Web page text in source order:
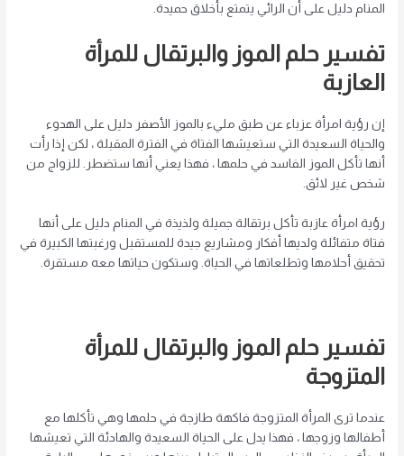
المنام دليل على أن الرائي يتمتع بأخلاق حميدة.
تفسير حلم الموز والبرتقال للمرأة
العازبة
إن رؤية امرأة عزباء عن طبق مليء بالموز الأصفر دليل على الهدوء
والحياة السعيدة التي ستعيشها الفتاة في الفترة المقبلة ، لكن إذا رأت
أنها تأكل الموز الفاسد في حلمها ، فهذا يعني أنها ستضطر. للزواج من
شخص غير لائق.
رؤية امرأة عازبة تأكل برتقالة جميلة ولذيذة في المنام دليل على أنها
فتاة متفائلة ولديها أفكار ومشاريع جيدة للمستقبل ورغبتها الكبيرة في
تحقيق أحلامها وتطلعاتها في الحياة. وستكون حياتها معه مستقرة.
تفسير حلم الموز والبرتقال للمرأة
المتزوجة
عندما ترى المرأة المتزوجة فاكهة طازجة في حلمها وهي تأكلها مع
أطفالها وزوجها ، فهذا يدل على الحياة السعيدة والهادئة التي تعيشها